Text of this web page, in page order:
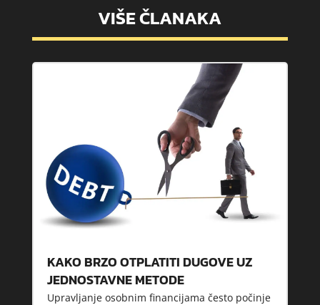
VIŠE ČLANAKA
KAKO BRZO OTPLATITI DUGOVE UZ
JEDNOSTAVNE METODE
Upravljanje osobnim financijama često počinje